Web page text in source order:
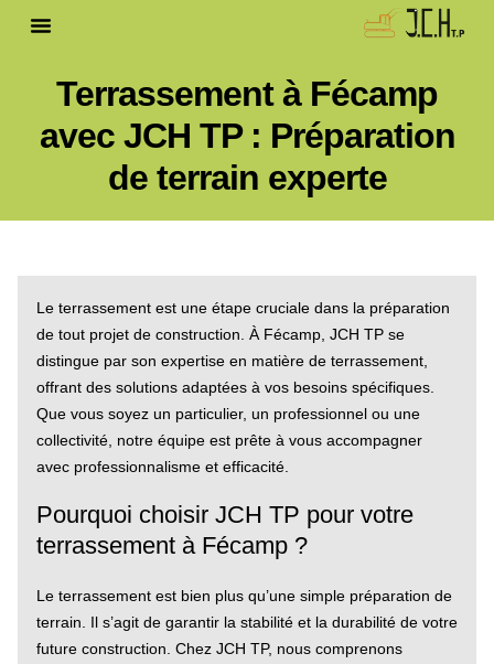
Terrassement à Fécamp
avec JCH TP : Préparation
de terrain experte
Le terrassement est une étape cruciale dans la préparation
de tout projet de construction. À Fécamp, JCH TP se
distingue par son expertise en matière de terrassement,
offrant des solutions adaptées à vos besoins spécifiques.
Que vous soyez un particulier, un professionnel ou une
collectivité, notre équipe est prête à vous accompagner
avec professionnalisme et efficacité.
Pourquoi choisir JCH TP pour votre
terrassement à Fécamp ?
Le terrassement est bien plus qu’une simple préparation de
terrain. Il s’agit de garantir la stabilité et la durabilité de votre
future construction. Chez JCH TP, nous comprenons